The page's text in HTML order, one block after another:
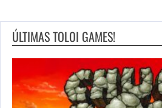
ÚLTIMAS TOLOI GAMES!